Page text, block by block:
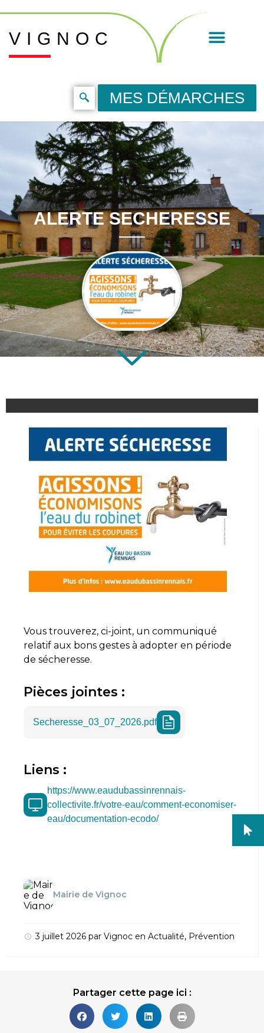
VIGNOC
MES DÉMARCHES
ALERTE SECHERESSE
Vous trouverez, ci-joint, un communiqué
relatif aux bons gestes à adopter en période
de sécheresse.
Pièces jointes :
Secheresse_03_07_2026.pdf
Liens :
https://www.eaudubassinrennais-
collectivite.fr/votre-eau/comment-economiser-
eau/documentation-ecodo/
Mairie de Vignoc
3 juillet 2026 par Vignoc en Actualité, Prévention
Partager cette page ici :